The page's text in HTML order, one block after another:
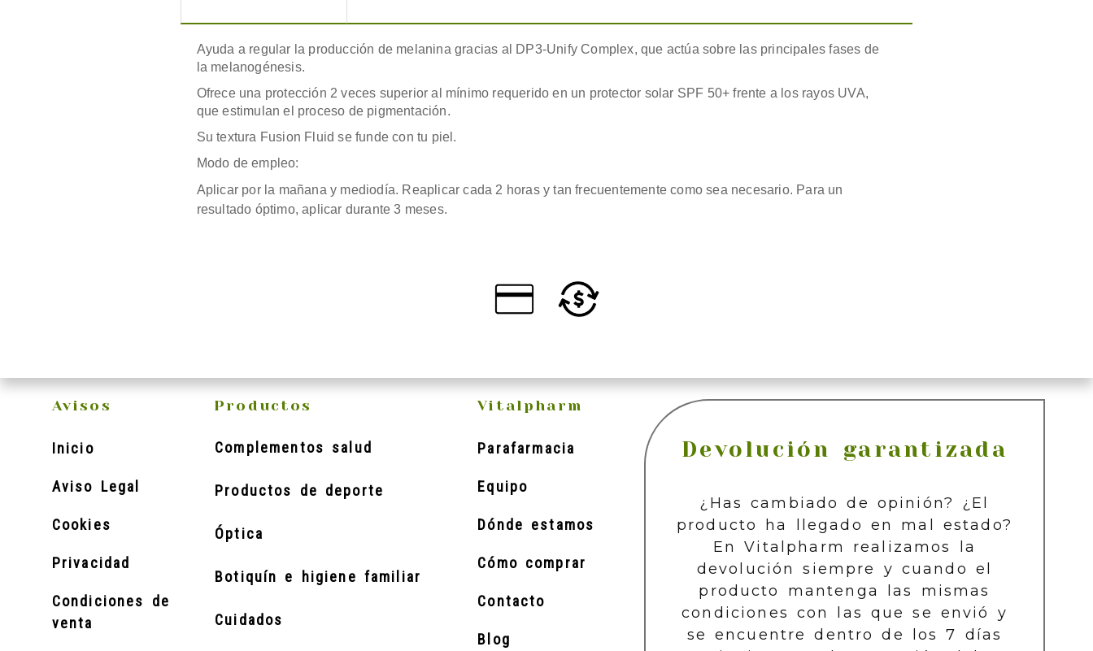
Ayuda a regular la producción de melanina gracias al DP3-Unify Complex, que actúa sobre las principales fases de
la melanogénesis.
Ofrece una protección 2 veces superior al mínimo requerido en un protector solar SPF 50+ frente a los rayos UVA,
que estimulan el proceso de pigmentación.
Su textura Fusion Fluid se funde con tu piel.
Modo de empleo:
Aplicar por la mañana y mediodía. Reaplicar cada 2 horas y tan frecuentemente como sea necesario. Para un
resultado óptimo, aplicar durante 3 meses.
Avisos
Inicio
Aviso Legal
Cookies
Privacidad
Condiciones de
venta
Productos
Complementos salud
Productos de deporte
Óptica
Botiquín e higiene familiar
Cuidados
Vitalpharm
Parafarmacia
Equipo
Dónde estamos
Cómo comprar
Contacto
Blog
Devolución garantizada
¿Has cambiado de opinión? ¿El
producto ha llegado en mal estado?
En Vitalpharm realizamos la
devolución siempre y cuando el
producto mantenga las mismas
condiciones con las que se envió y
se encuentre dentro de los 7 días